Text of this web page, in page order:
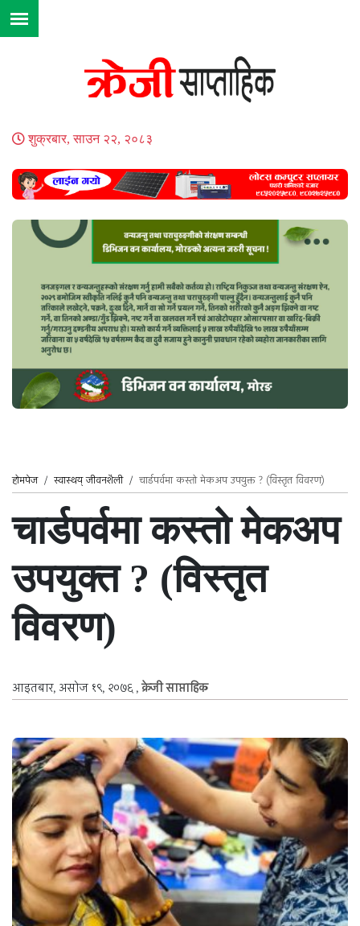
शुक्रबार, साउन २२, २०८३
होमपेज / स्वास्थ्य जीवनशैली / चार्डपर्वमा कस्तो मेकअप उपयुक्त ? (विस्तृत विवरण)
चार्डपर्वमा कस्तो मेकअप
उपयुक्त ? (विस्तृत
विवरण)
आइतबार, असोज १९, २०७६, क्रेजी साप्ताहिक